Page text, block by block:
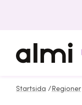
Startsida / Regioner